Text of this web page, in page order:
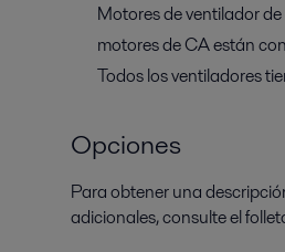
Motores de ventilador
motores de CA están
Todos los ventiladores
Opciones
Para obtener una
adicionales, consulte el